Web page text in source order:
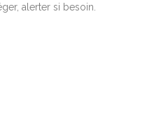
alerter si besoin.